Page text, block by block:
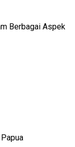
Berbagai Aspek